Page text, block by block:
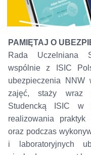
PAMIĘTAJ O
Rada Uczelniana
wspólnie z ISIC
ubezpieczenia
zajęć, staży wraz
Studencką ISIC w
realizowania praktyk
oraz podczas
i laboratoryjnych